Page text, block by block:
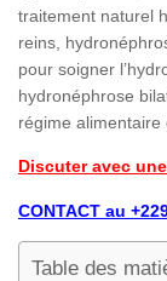
traitement naturel
reins,
pour soigner
hydronéphrose
régime alimentaire
Discuter avec
CONTACT au
Table des